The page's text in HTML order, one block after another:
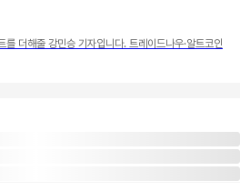
더해줄 강민승 기자입니다. 트레이드나우·알트코인